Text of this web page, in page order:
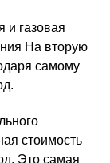
и газовая
На вторую
самому
стоимость
Это самая